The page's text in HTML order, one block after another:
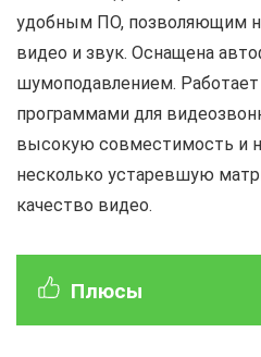
удобным ПО, позволяющим
видео и звук. Оснащена
шумоподавлением.
программами для
высокую совместимость и
несколько устаревшую
качество видео.
Плюсы